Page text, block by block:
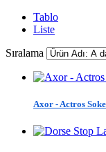
Tablo
Liste
Sıralama
Axor - Actros